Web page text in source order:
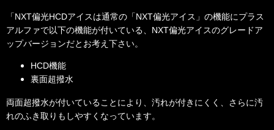
「NXT偏光HCDアイスは通常の「NXT偏光アイス」の機能にプラス
アルファで以下の機能が付いている、NXT偏光アイスのグレードア
ップバージョンだとお考え下さい。
HCD機能
裏面超撥水
両面超撥水が付いていることにより、汚れが付きにくく、さらに汚
れのふき取りもしやすくなっています。